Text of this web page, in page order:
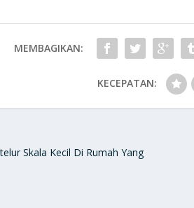
MEMBAGIKAN:
KECEPATAN:
Skala Kecil Di Rumah Yang